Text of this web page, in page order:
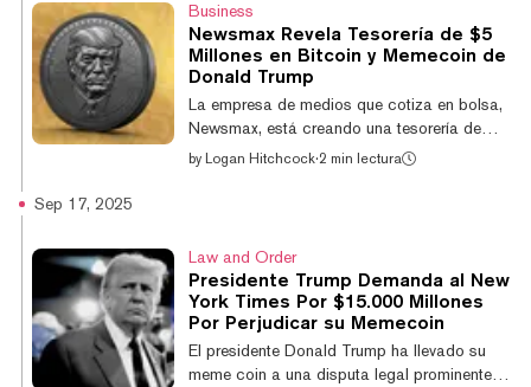
Trump parecen estar aliviándose. El token de
Solana ha estado en tendencia bajista
desde la cena cripto realizada para los
principales tenedores de TRUMP en mayo,
alcanzando una capitalización de mercado
Business
Newsmax Revela Tesorería de $5
Millones en Bitcoin y Memecoin de
Donald Trump
La empresa de medios que cotiza en bolsa,
Newsmax, está creando una tesorería de
activos digitales centrada en Bitcoin y la
total de los dos activos durante el próximo
año, según un anuncio de la empresa el
jueves. "Bitcoin se está convirtiendo
rápidamente en el estándar de oro de las
criptomonedas, y creemos que sería un hito
by Logan Hitchcock·2 min lectura
Sep 17, 2025
Law and Order
Presidente Trump Demanda al New
York Times Por $15.000 Millones
Por Perjudicar su Memecoin
El presidente Donald Trump ha llevado su
meme coin a una disputa legal prominente,